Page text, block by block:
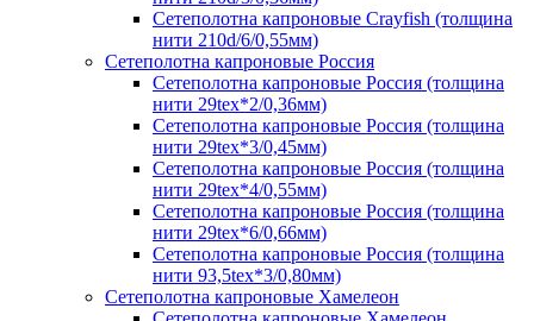
Сетеполотна капроновые Crayfish (толщина
нити 210d/6/0,55мм)
Сетеполотна капроновые Россия
Сетеполотна капроновые Россия (толщина
нити 29tex*2/0,36мм)
Сетеполотна капроновые Россия (толщина
нити 29tex*3/0,45мм)
Сетеполотна капроновые Россия (толщина
нити 29tex*4/0,55мм)
Сетеполотна капроновые Россия (толщина
нити 29tex*6/0,66мм)
Сетеполотна капроновые Россия (толщина
нити 93,5tex*3/0,80мм)
Сетеполотна капроновые Хамелеон